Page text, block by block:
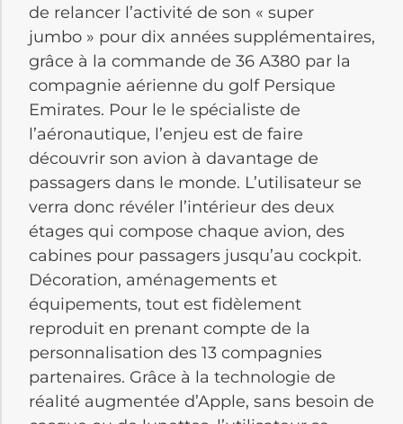
de relancer l’activité de son « super
jumbo » pour dix années supplémentaires,
grâce à la commande de 36 A380 par la
compagnie aérienne du golf Persique
Emirates. Pour le le spécialiste de
l’aéronautique, l’enjeu est de faire
découvrir son avion à davantage de
passagers dans le monde. L’utilisateur se
verra donc révéler l’intérieur des deux
étages qui compose chaque avion, des
cabines pour passagers jusqu’au cockpit.
Décoration, aménagements et
équipements, tout est fidèlement
reproduit en prenant compte de la
personnalisation des 13 compagnies
partenaires. Grâce à la technologie de
réalité augmentée d’Apple, sans besoin de